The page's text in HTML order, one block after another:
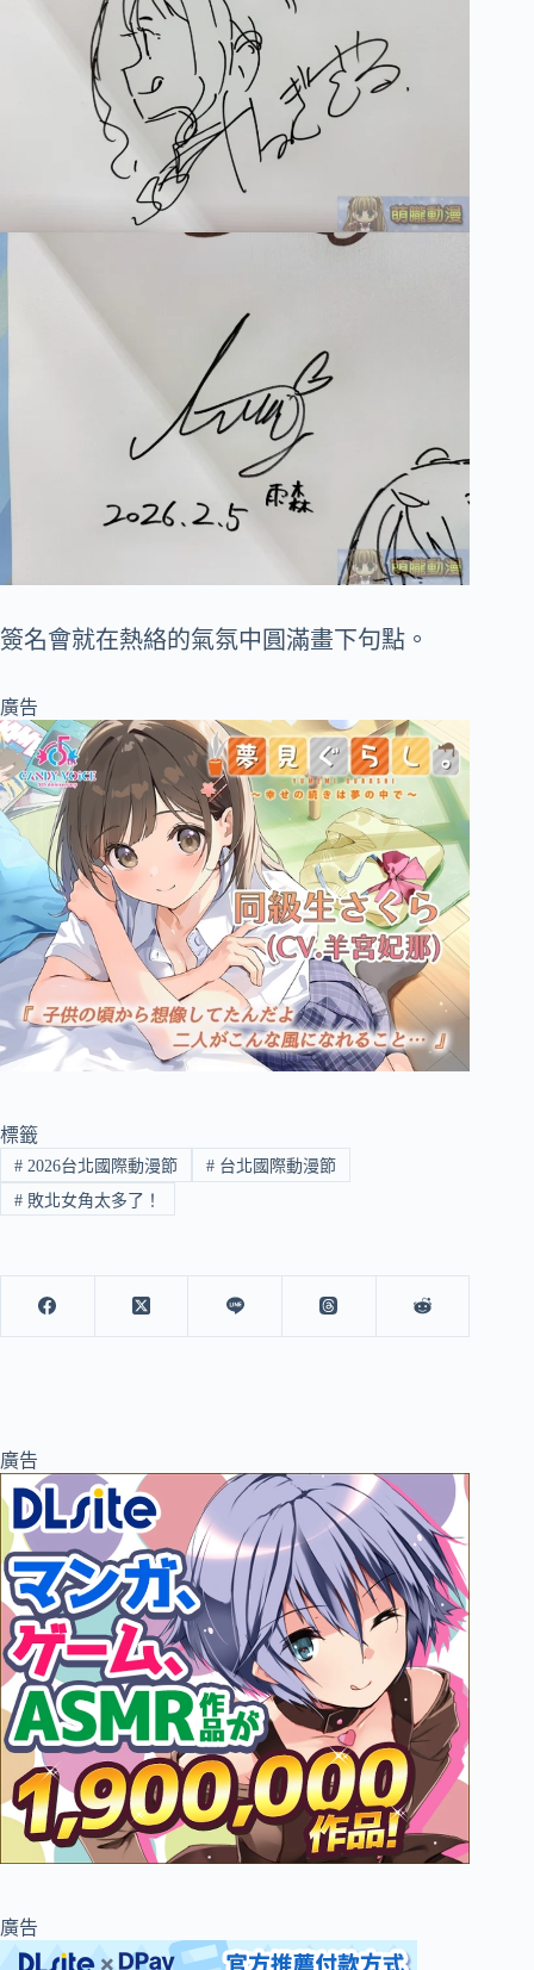
簽名會就在熱絡的氣氛中圓滿畫下句點。
廣告
標籤
#2026台北國際動漫節 #台北國際動漫節
#敗北女角太多了！
廣告
廣告